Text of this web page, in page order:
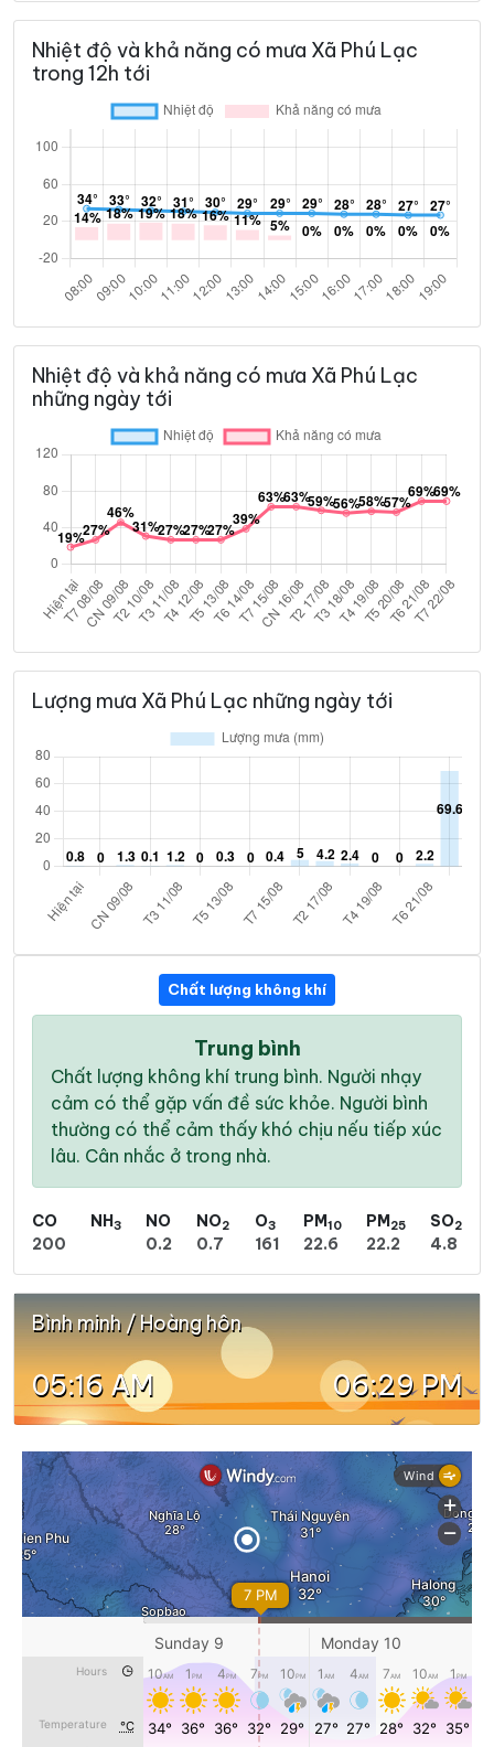
Nhiệt độ và khả năng có mưa Xã Phú Lạc
trong 12h tới
Nhiệt độ và khả năng có mưa Xã Phú Lạc
những ngày tới
Lượng mưa Xã Phú Lạc những ngày tới
Chất lượng không khí
Trung bình
Chất lượng không khí trung bình. Người nhạy
cảm có thể gặp vấn đề sức khỏe. Người bình
thường có thể cảm thấy khó chịu nếu tiếp xúc
lâu. Cân nhắc ở trong nhà.
CO
200
NH3
NO
0.2
NO2
0.7
O3
161
PM10
22.6
PM25
22.2
SO2
4.8
Bình minh / Hoàng hôn
05:16 AM 06:29 PM